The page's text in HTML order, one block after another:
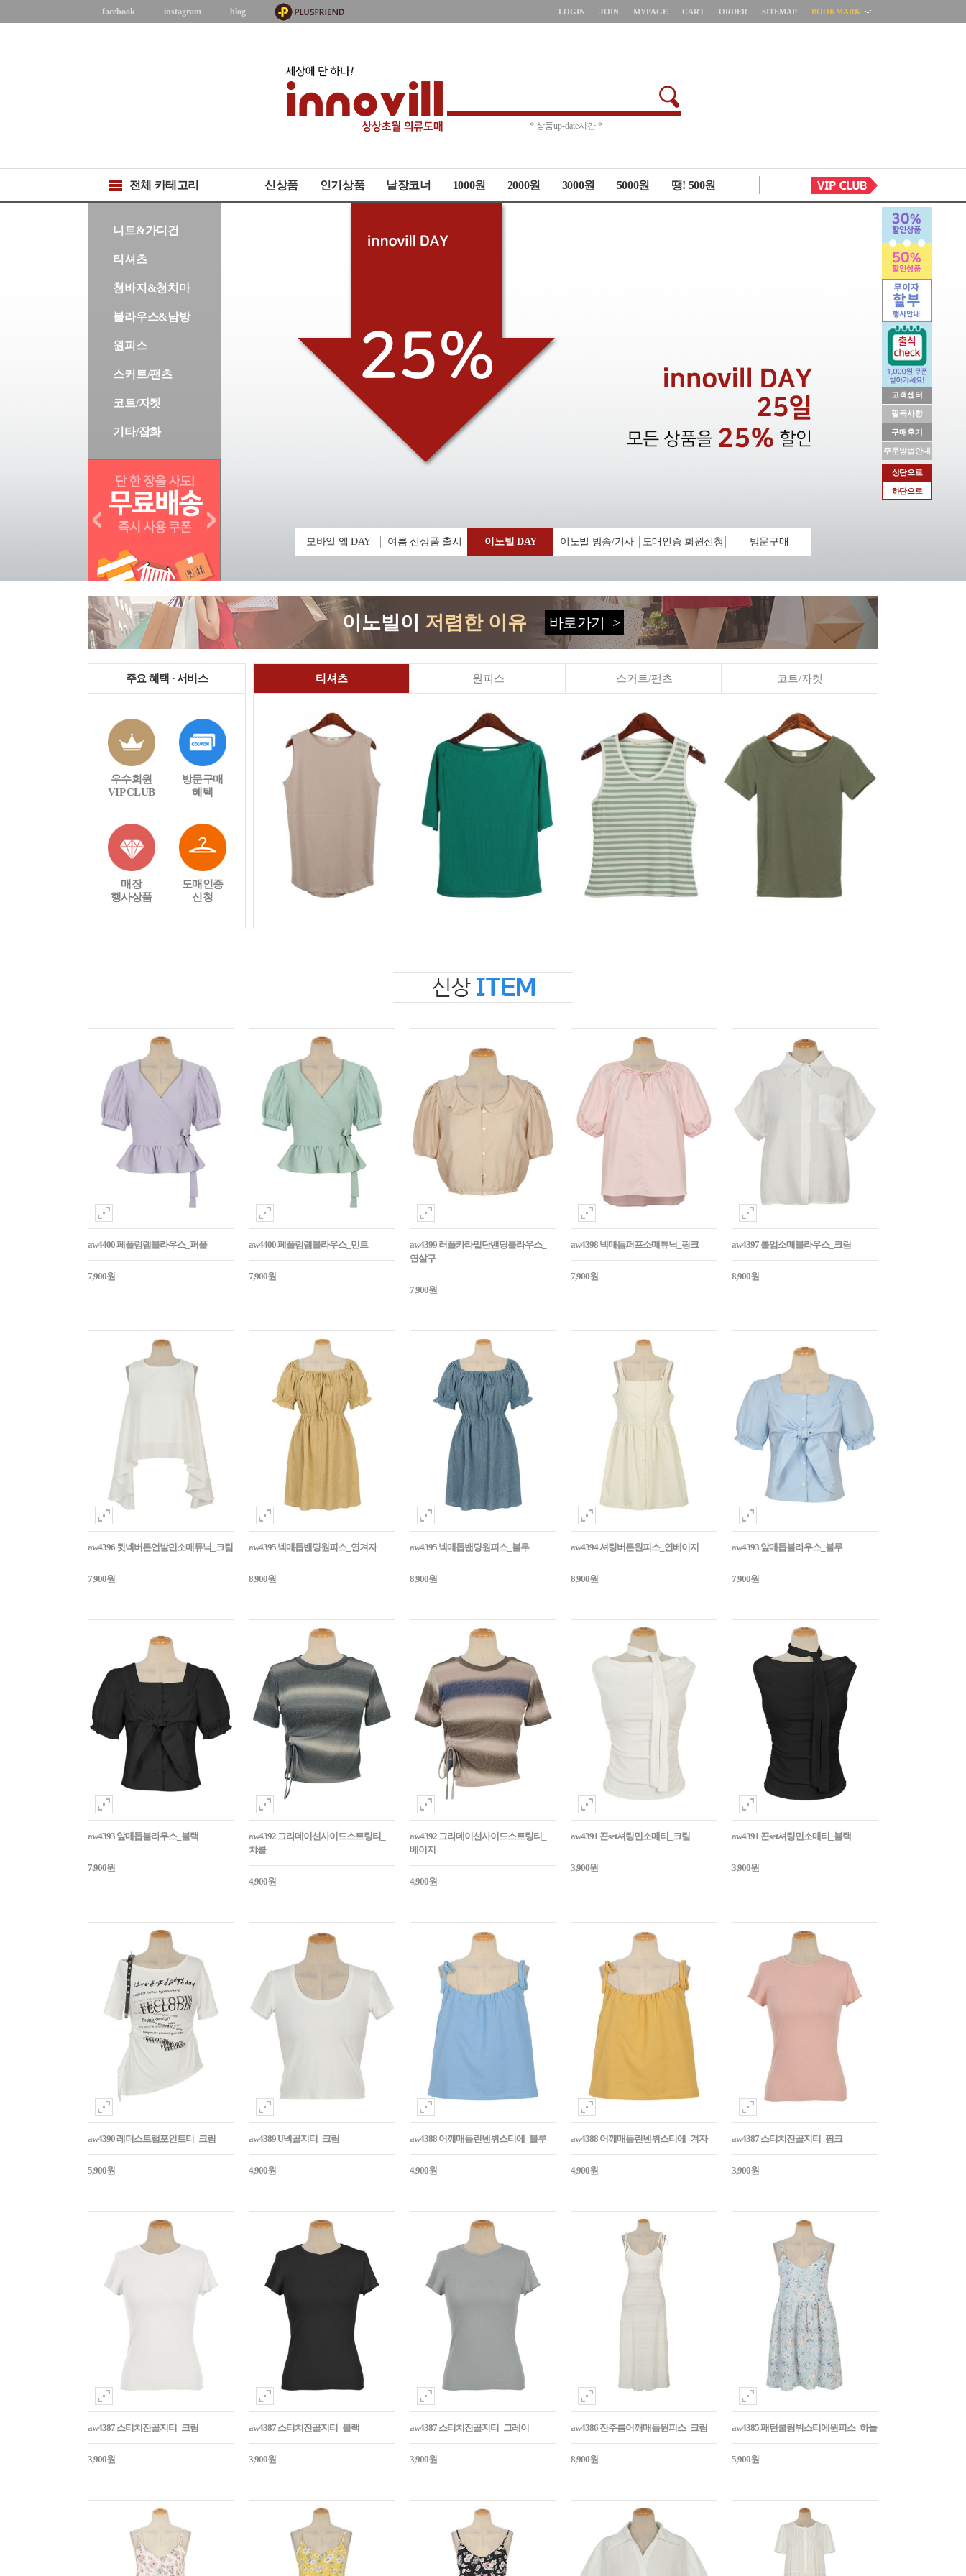
고객센터
필독사항
구매후기
주문방법안내
상단으로
하단으로
facebook instagram blog LOGIN JOIN MYPAGE CART ORDER SITEMAP BOOKMARK
* 주문취소 제한 *
전체 카테고리 신상품 인기상품 낱장코너 1000원 2000원 3000원 5000원 땡! 500원
니트&가디건
티셔츠
청바지&청치마
블라우스&남방
원피스
스커트/팬츠
코트/자켓
기타/잡화
모바일 앱 DAY 여름 신상품 출시 이노빌 DAY 이노빌 방송/기사 도매인증 회원신청 방문구매
이노빌이 저렴한 이유 바로가기 >
주요 혜택 · 서비스
우수회원
VIP CLUB
방문구매
혜택
매장
행사상품
도매인증
신청
티셔츠 원피스 스커트/팬츠 코트/자켓
aw4400 페플럼랩블라우스_퍼플
7,900원
aw4400 페플럼랩블라우스_민트
7,900원
aw4399 러플카라밑단밴딩블라우스_
연살구
7,900원
aw4398 넥매듭퍼프소매튜닉_핑크
7,900원
aw4397 롤업소매블라우스_크림
8,900원
aw4396 뒷넥버튼언발민소매튜닉_크림
7,900원
aw4395 넥매듭밴딩원피스_연겨자
8,900원
aw4395 넥매듭밴딩원피스_블루
8,900원
aw4394 셔링버튼원피스_연베이지
8,900원
aw4393 앞매듭블라우스_블루
7,900원
aw4393 앞매듭블라우스_블랙
7,900원
aw4392 그라데이션사이드스트링티_
챠콜
4,900원
aw4392 그라데이션사이드스트링티_
베이지
4,900원
aw4391 끈set셔링민소매티_크림
3,900원
aw4391 끈set셔링민소매티_블랙
3,900원
aw4390 레더스트랩포인트티_크림
5,900원
aw4389 U넥골지티_크림
4,900원
aw4388 어깨매듭린넨뷔스티에_블루
4,900원
aw4388 어깨매듭린넨뷔스티에_겨자
4,900원
aw4387 스티치잔골지티_핑크
3,900원
aw4387 스티치잔골지티_크림
3,900원
aw4387 스티치잔골지티_블랙
3,900원
aw4387 스티치잔골지티_그레이
3,900원
aw4386 잔주름어깨매듭원피스_크림
8,900원
aw4385 패턴쿨링뷔스티에원피스_하늘
5,900원